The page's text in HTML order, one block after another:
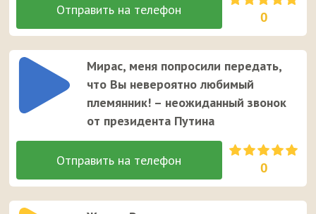
0
Мирас, меня попросили передать,
что Вы невероятно любимый
племянник! – неожиданный звонок
от президента Путина
0